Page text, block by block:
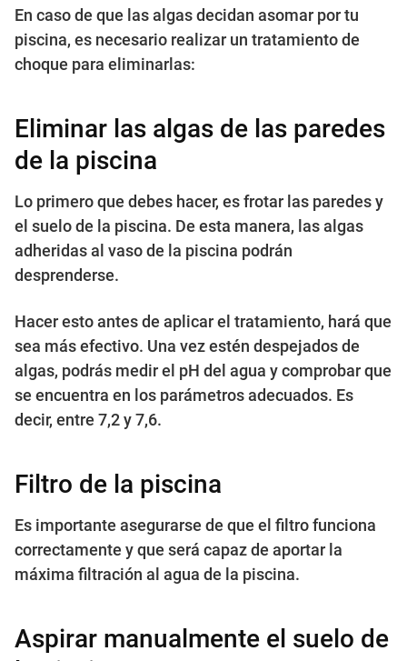
En caso de que las algas decidan asomar por tu
piscina, es necesario realizar un tratamiento de
choque para eliminarlas:
Eliminar las algas de las paredes
de la piscina
Lo primero que debes hacer, es frotar las paredes y
el suelo de la piscina. De esta manera, las algas
adheridas al vaso de la piscina podrán
desprenderse.
Hacer esto antes de aplicar el tratamiento, hará que
sea más efectivo. Una vez estén despejados de
algas, podrás medir el pH del agua y comprobar que
se encuentra en los parámetros adecuados. Es
decir, entre 7,2 y 7,6.
Filtro de la piscina
Es importante asegurarse de que el filtro funciona
correctamente y que será capaz de aportar la
máxima filtración al agua de la piscina.
Aspirar manualmente el suelo de